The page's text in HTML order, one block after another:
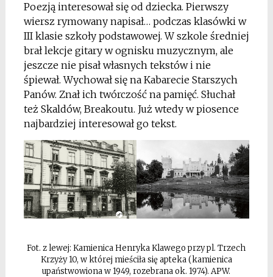
Poezją interesował się od dziecka. Pierwszy
wiersz rymowany napisał… podczas klasówki w
III klasie szkoły podstawowej. W szkole średniej
brał lekcje gitary w ognisku muzycznym, ale
jeszcze nie pisał własnych tekstów i nie
śpiewał. Wychował się na Kabarecie Starszych
Panów. Znał ich twórczość na pamięć. Słuchał
też Skaldów, Breakoutu. Już wtedy w piosence
najbardziej interesował go tekst.
Fot. z lewej: Kamienica Henryka Klawego przy pl. Trzech
Krzyży 10, w której mieściła się apteka (kamienica
upaństwowiona w 1949, rozebrana ok. 1974). APW.